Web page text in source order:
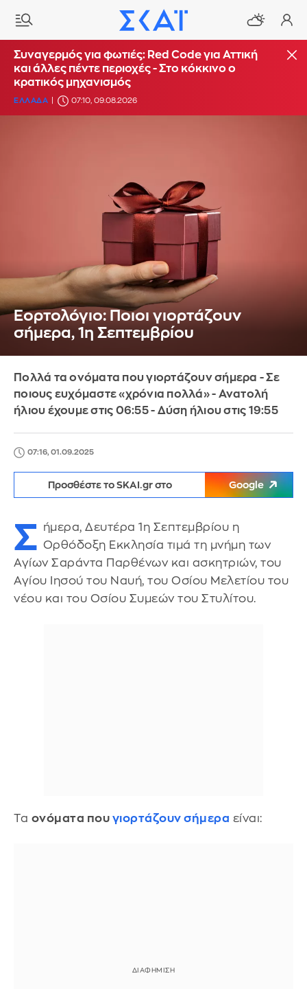
Συναγερμός για φωτιές: Red Code για Αττική
και άλλες πέντε περιοχές - Στο κόκκινο ο
κρατικός μηχανισμός
ΕΛΛΑΔΑ 07:10, 09.08.2026
Εορτολόγιο: Ποιοι γιορτάζουν
σήμερα, 1η Σεπτεμβρίου
Πολλά τα ονόματα που γιορτάζουν σήμερα - Σε
ποιους ευχόμαστε «χρόνια πολλά» - Ανατολή
ήλιου έχουμε στις 06:55 - Δύση ήλιου στις 19:55
07:16, 01.09.2025
Προσθέστε το SKAI.gr στο Google
Σ ήμερα, Δευτέρα 1η Σεπτεμβρίου η
Ορθόδοξη Εκκλησία τιμά τη μνήμη των
Αγίων Σαράντα Παρθένων και ασκητριών, του
Αγίου Ιησού του Ναυή, του Οσίου Μελετίου του
νέου και του Οσίου Συμεών του Στυλίτου.
Τα ονόματα που γιορτάζουν σήμερα είναι: